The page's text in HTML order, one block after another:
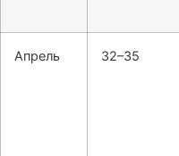
Апрель 32–35